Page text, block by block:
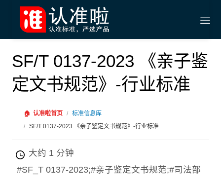
SF/T 0137-2023 《亲子鉴
定文书规范》-行业标准
🏠 认准啦首页 / 标准信息库
/ SF/T 0137-2023 《亲子鉴定文书规范》-行业标准
大约 1 分钟
#SF_T 0137-2023;#亲子鉴定文书规范;#司法部